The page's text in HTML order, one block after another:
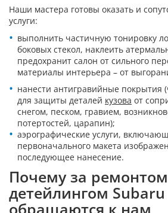
Наши мастера готовы оказать и
услуги:
выполнить частичную тонировку
боковых стекол, наклеить
предохранит салон от сильного
материалы интерьера – от
нанести антигравийные покрытия
для защиты деталей кузова от
снегом, песком, гравием,
потертостей, царапин);
аэрографические услуги,
первоначального макета
последующее нанесение.
Почему за
детейлингом Subaru